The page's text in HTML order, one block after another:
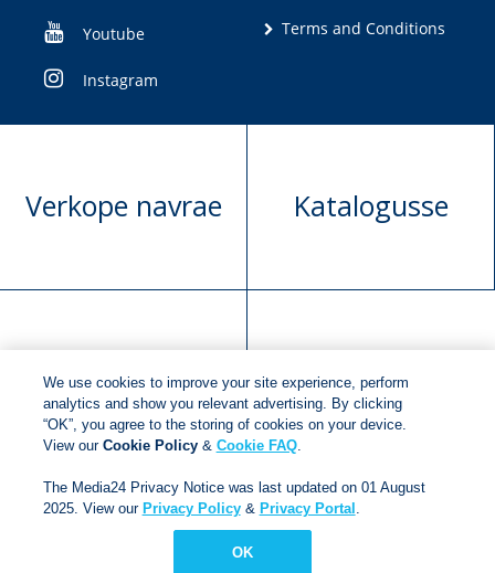
Youtube
Instagram
Terms and Conditions
Verkope navrae Katalogusse
Manuskrip
voorlegging
Versoek boekregte
Copyright © 2018 Jonathan Ball Publishers .All rights
reserved.
Developed By:Netgen Custom Software
We use cookies to improve your site experience, perform
analytics and show you relevant advertising. By clicking
“OK”, you agree to the storing of cookies on your device.
View our Cookie Policy& Cookie FAQ.
The Media24 Privacy Notice was last updated on 01 August
2025. View our Privacy Policy& Privacy Portal .
OK